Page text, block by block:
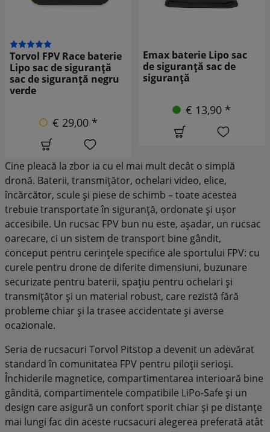
Race baterie
de siguranță
negru
€ 29,00 *
Emax baterie Lipo sac
de siguranță sac de
siguranță
€ 13,90 *
Scaun
Cine pleacă la zbor ia cu el mai mult decât o simplă
dronă. Baterii, transmițător, ochelari video, elice,
încărcător, scule și piese de schimb – toate acestea
trebuie transportate în siguranță, ordonate și ușor
accesibile. Un rucsac FPV bun nu este, așadar, un rucsac
oarecare, ci un sistem de transport bine gândit,
conceput pentru cerințele specifice ale sportului FPV: cu
curele pentru drone de diferite dimensiuni, buzunare
securizate pentru baterii, spațiu pentru ochelari și
transmițător și un material robust, care rezistă fără
probleme chiar și la trasee accidentate și averse
ocazionale.
Seria de rucsacuri Torvol Pitstop a devenit un adevărat
standard în comunitatea FPV pentru piloții serioși.
Închiderile magnetice, compartimentarea interioară bine
gândită, compartimentele compatibile LiPo-Safe și un
design care asigură un confort sporit chiar și pe distanțe
mai lungi fac din aceste rucsacuri alegerea preferată atât